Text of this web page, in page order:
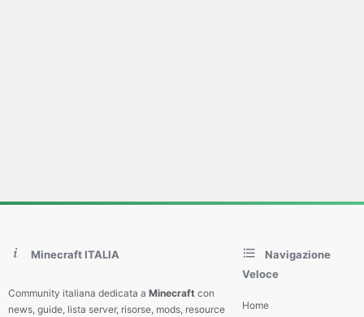
Minecraft ITALIA
Community italiana dedicata a Minecraft con
news, guide, lista server, risorse, mods, resource
Navigazione
Veloce
Home